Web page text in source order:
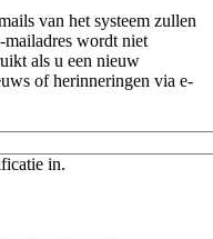
van het systeem zullen
mailadres wordt niet
als u een nieuw
of herinneringen via e-
in.